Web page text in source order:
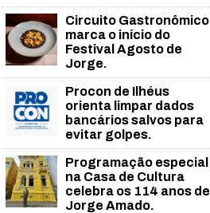
Circuito Gastronômico
marca o início do
Festival Agosto de
Jorge.
Procon de Ilhéus
orienta limpar dados
bancários salvos para
evitar golpes.
Programação especial
na Casa de Cultura
celebra os 114 anos de
Jorge Amado.